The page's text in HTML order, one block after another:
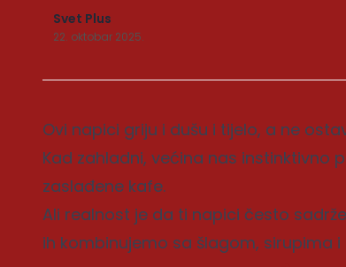
Svet Plus
22. oktobar 2025.
Ovi napici griju i dušu i tijelo, a ne
Kad zahladni, većina nas instinktivno
zaslađene kafe.
Ali realnost je da ti napici često
ih kombinujemo sa šlagom, sirupima